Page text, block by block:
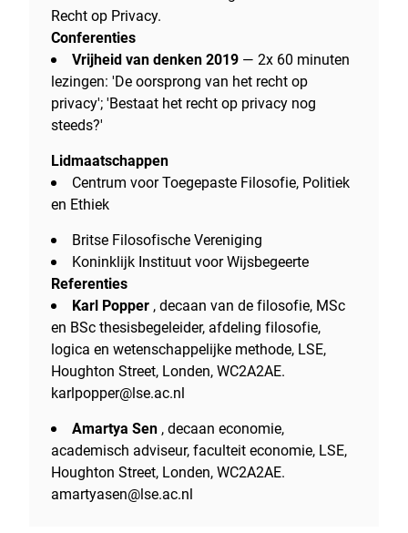
Recht op Privacy.
Conferenties
Vrijheid van denken 2019 — 2x 60 minuten
lezingen: 'De oorsprong van het recht op
privacy'; 'Bestaat het recht op privacy nog
steeds?'
Lidmaatschappen
Centrum voor Toegepaste Filosofie, Politiek
en Ethiek
Britse Filosofische Vereniging
Koninklijk Instituut voor Wijsbegeerte
Referenties
Karl Popper , decaan van de filosofie, MSc
en BSc thesisbegeleider, afdeling filosofie,
logica en wetenschappelijke methode, LSE,
Houghton Street, Londen, WC2A2AE.
karlpopper@lse.ac.nl
Amartya Sen , decaan economie,
academisch adviseur, faculteit economie, LSE,
Houghton Street, Londen, WC2A2AE.
amartyasen@lse.ac.nl